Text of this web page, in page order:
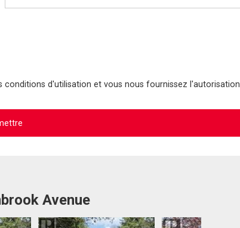
d'utilisation et vous nous fournissez l'autorisation
Avenue